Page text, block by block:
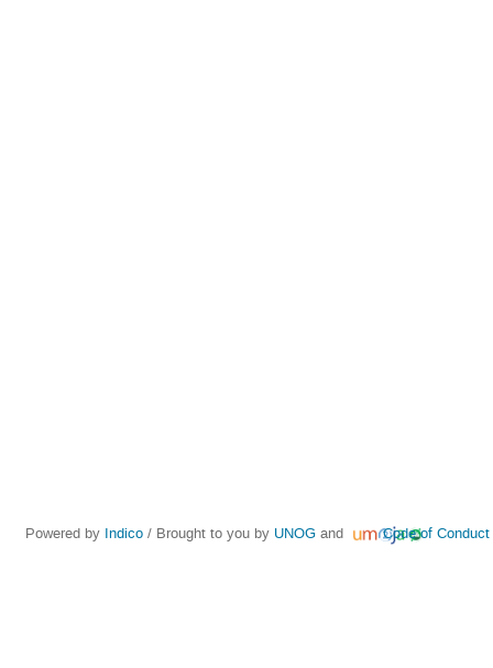
Powered by Indico / Brought to you by UNOG and Code of Conduct